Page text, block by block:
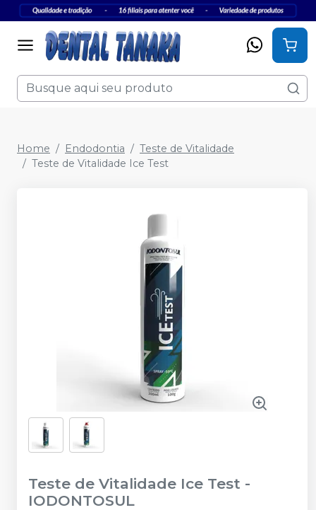
Home Endodontia
Teste de Vitalidade
Teste de Vitalidade Ice Test
Teste de Vitalidade Ice Test -
IODONTOSUL